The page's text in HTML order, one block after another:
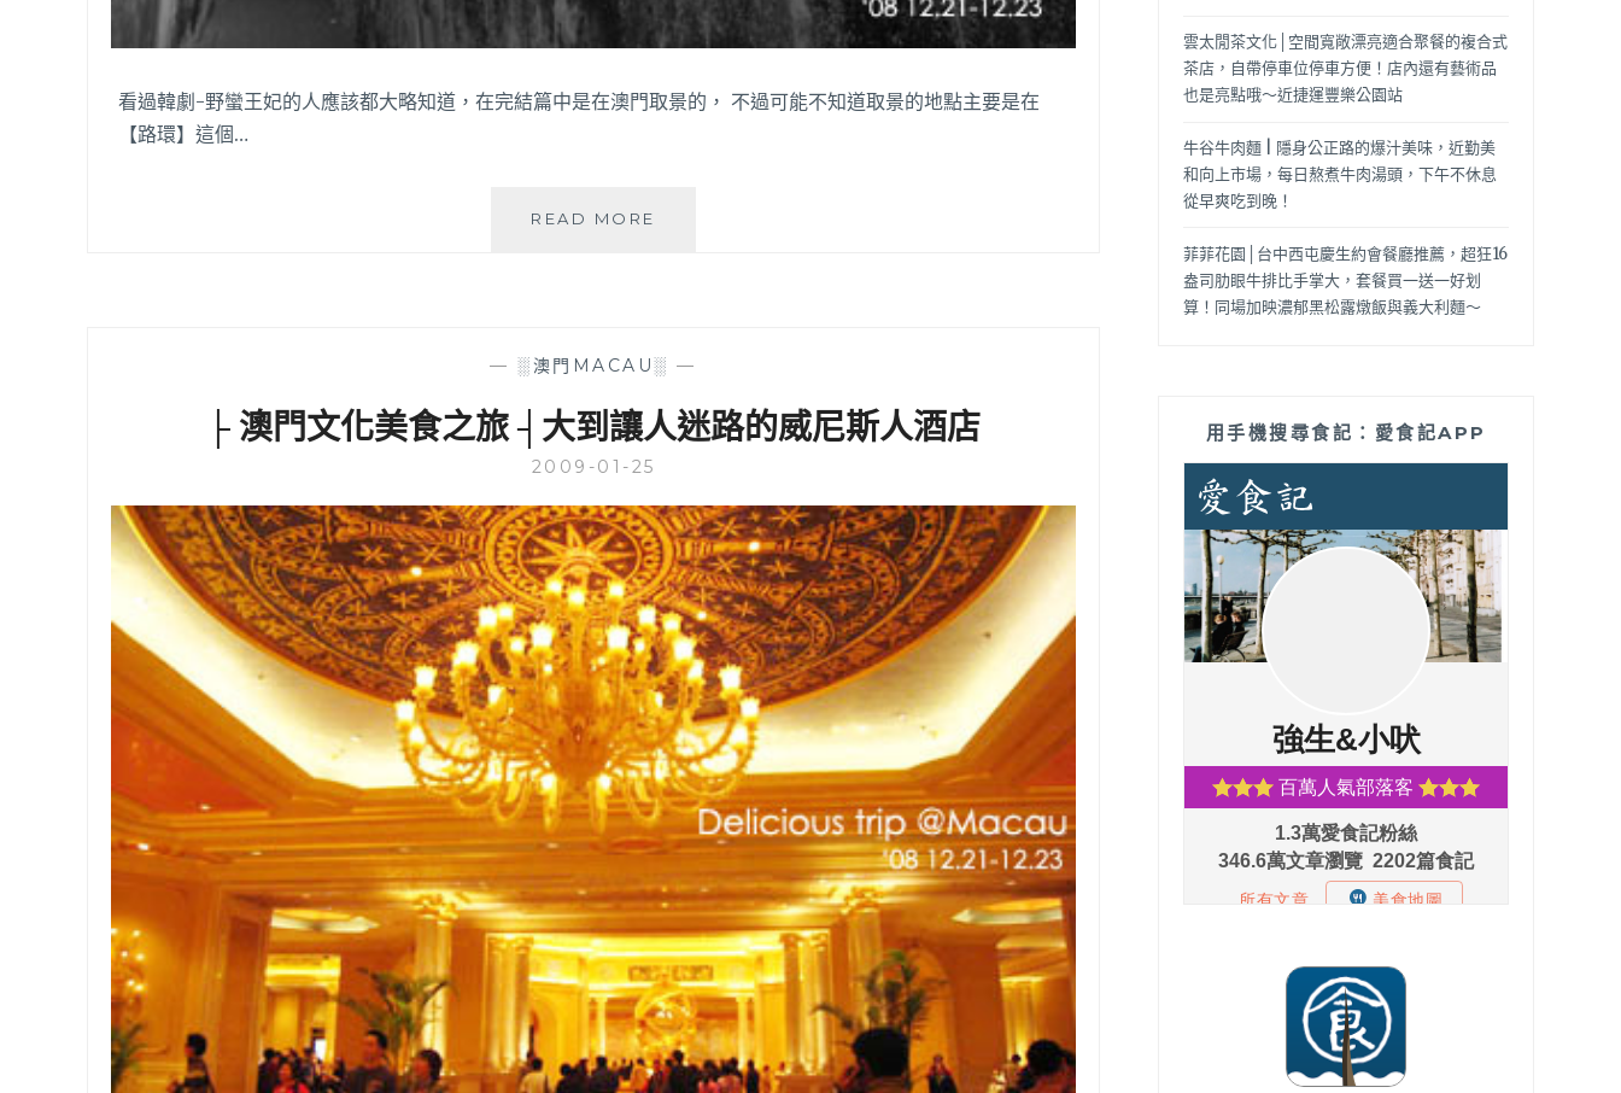
看過韓劇-野蠻王妃的人應該都大略知道，在完結篇中是在澳門取景的， 不過可能不知道取景的地點主要是在
【路環】這個…
READ MORE
食
之
旅
環
走
訪
野
蠻
王
妃
景
點
—░澳門MACAU░ —
├ 澳門文化美食之旅 ┤大到讓人迷路的威尼斯人酒店
2009-01-25
雲太閒茶文化│空間寬敞漂亮適合聚餐的複合式
茶店，自帶停車位停車方便！店內還有藝術品
也是亮點哦～近捷運豐樂公園站
牛谷牛肉麵 | 隱身公正路的爆汁美味，近勤美
和向上市場，每日熬煮牛肉湯頭，下午不休息
從早爽吃到晚！
菲菲花園│台中西屯慶生約會餐廳推薦，超狂16
盎司肋眼牛排比手掌大，套餐買一送一好划
算！同場加映濃郁黑松露燉飯與義大利麵～
用手機搜尋食記：愛食記APP